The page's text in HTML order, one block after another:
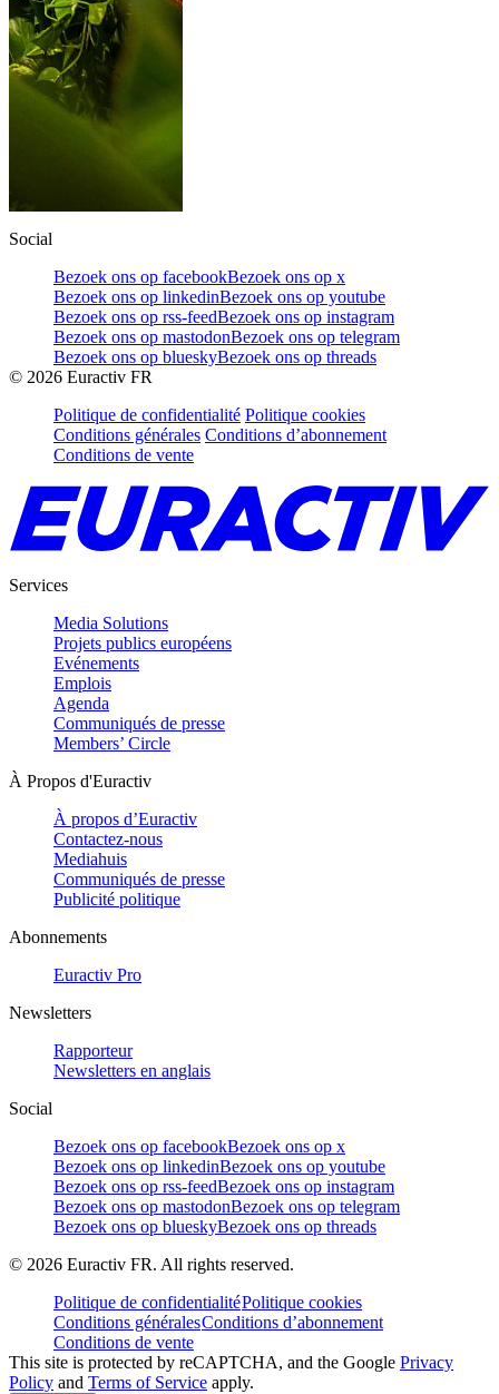
Social
Bezoek ons op facebookBezoek ons op x
Bezoek ons op linkedinBezoek ons op youtube
Bezoek ons op rss-feedBezoek ons op instagram
Bezoek ons op mastodonBezoek ons op telegram
Bezoek ons op blueskyBezoek ons op threads
© 2026 Euractiv FR
Politique de confidentialité Politique cookies
Conditions générales Conditions d’abonnement
Conditions de vente
Services
Media Solutions
Projets publics européens
Evénements
Emplois
Agenda
Communiqués de presse
Members’ Circle
À Propos d'Euractiv
À propos d’Euractiv
Contactez-nous
Mediahuis
Communiqués de presse
Publicité politique
Abonnements
Euractiv Pro
Newsletters
Rapporteur
Newsletters en anglais
Social
Bezoek ons op facebookBezoek ons op x
Bezoek ons op linkedinBezoek ons op youtube
Bezoek ons op rss-feedBezoek ons op instagram
Bezoek ons op mastodonBezoek ons op telegram
Bezoek ons op blueskyBezoek ons op threads
© 2026 Euractiv FR. All rights reserved.
Politique de confidentialitéPolitique cookies
Conditions généralesConditions d’abonnement
Conditions de vente
This site is protected by reCAPTCHA, and the Google Privacy
Policy and Terms of Service apply.